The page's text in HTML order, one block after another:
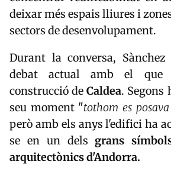
deixar més espais lliures i
sectors de desenvolupament.
Durant la conversa,
debat actual amb el que
construcció deCaldea. Segons
seu moment "tothom es
però amb els anys l'edifici ha
se en un dels grans
arquitectònics d'Andorra.